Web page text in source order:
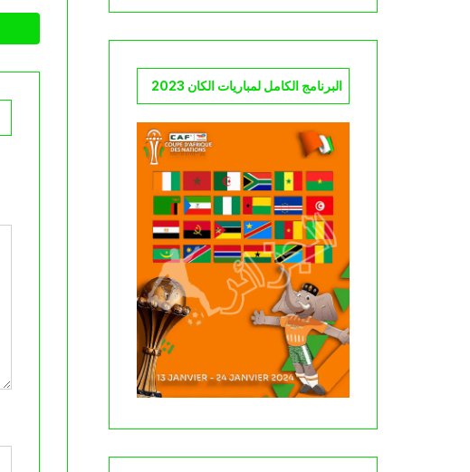
البرنامج الكامل لمباريات الكان 2023